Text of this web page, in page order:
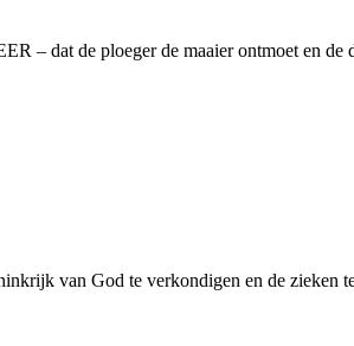
– dat de ploeger de maaier ontmoet en
van God te verkondigen en de zieken